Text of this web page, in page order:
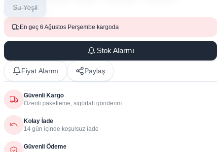
Su Yeşil
En geç 6 Ağustos Perşembe kargoda
Stok Alarmı
Fiyat Alarmı Paylaş
Güvenli Kargo
Özenli paketleme, sigortalı gönderim
Kolay İade
14 gün içinde koşulsuz iade
Güvenli Ödeme